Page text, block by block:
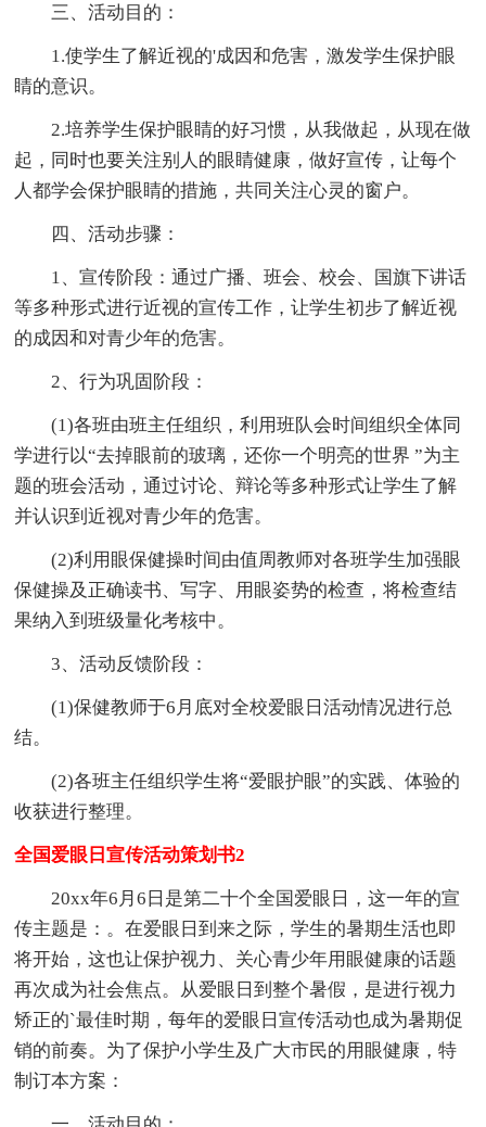
三、活动目的：
1.使学生了解近视的'成因和危害，激发学生保护眼
睛的意识。
2.培养学生保护眼睛的好习惯，从我做起，从现在做
起，同时也要关注别人的眼睛健康，做好宣传，让每个
人都学会保护眼睛的措施，共同关注心灵的窗户。
四、活动步骤：
1、宣传阶段：通过广播、班会、校会、国旗下讲话
等多种形式进行近视的宣传工作，让学生初步了解近视
的成因和对青少年的危害。
2、行为巩固阶段：
(1)各班由班主任组织，利用班队会时间组织全体同
学进行以“去掉眼前的玻璃，还你一个明亮的世界 ”为主
题的班会活动，通过讨论、辩论等多种形式让学生了解
并认识到近视对青少年的危害。
(2)利用眼保健操时间由值周教师对各班学生加强眼
保健操及正确读书、写字、用眼姿势的检查，将检查结
果纳入到班级量化考核中。
3、活动反馈阶段：
(1)保健教师于6月底对全校爱眼日活动情况进行总
结。
(2)各班主任组织学生将“爱眼护眼”的实践、体验的
收获进行整理。
全国爱眼日宣传活动策划书2
20xx年6月6日是第二十个全国爱眼日，这一年的宣
传主题是：。在爱眼日到来之际，学生的暑期生活也即
将开始，这也让保护视力、关心青少年用眼健康的话题
再次成为社会焦点。从爱眼日到整个暑假，是进行视力
矫正的`最佳时期，每年的爱眼日宣传活动也成为暑期促
销的前奏。为了保护小学生及广大市民的用眼健康，特
制订本方案：